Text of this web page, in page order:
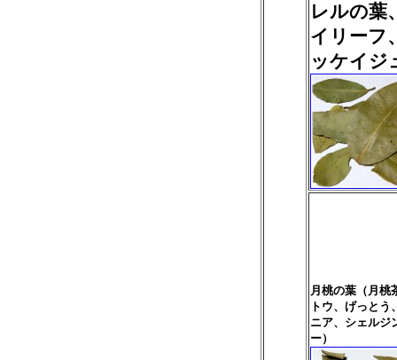
レルの葉
イリーフ
ッケイジ
月桃の葉（月桃
トウ、げっとう
ニア、シェルジ
ー）